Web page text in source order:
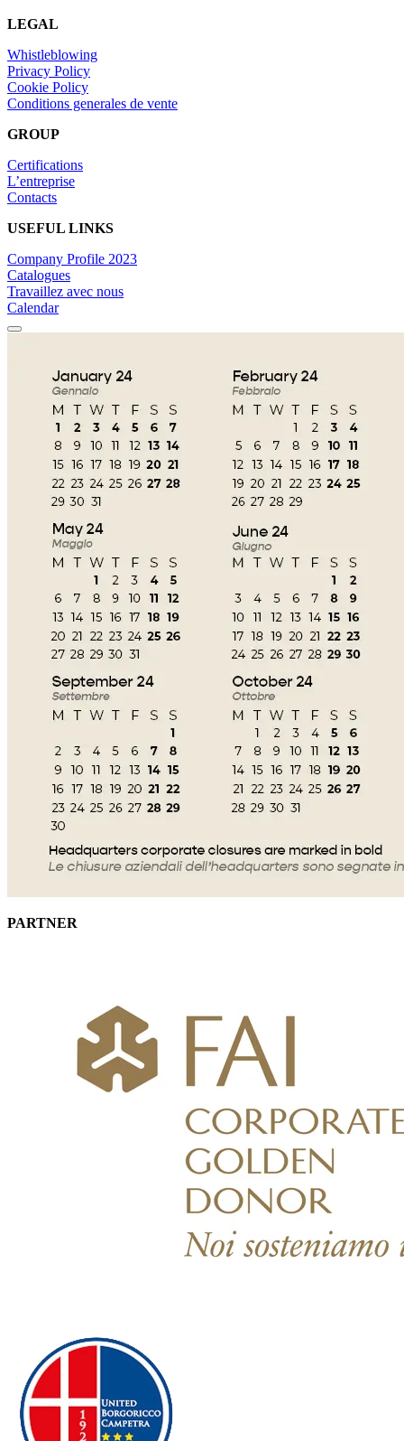
LEGAL
Whistleblowing
Privacy Policy
Cookie Policy
Conditions generales de vente
GROUP
Certifications
L’entreprise
Contacts
USEFUL LINKS
Company Profile 2023
Catalogues
Travaillez avec nous
Calendar
PARTNER